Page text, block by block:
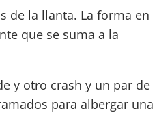
de la llanta. La forma en
que se suma a la
y otro crash y un par de
para albergar una